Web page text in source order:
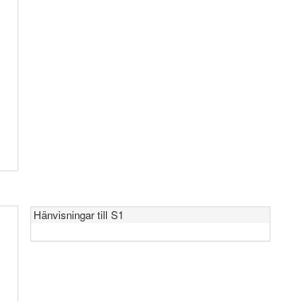
Hänvisningar till S1